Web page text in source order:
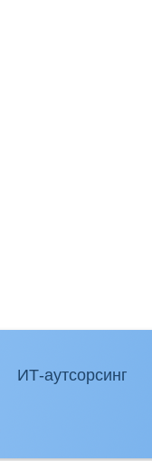
ИТ-аутсорсинг